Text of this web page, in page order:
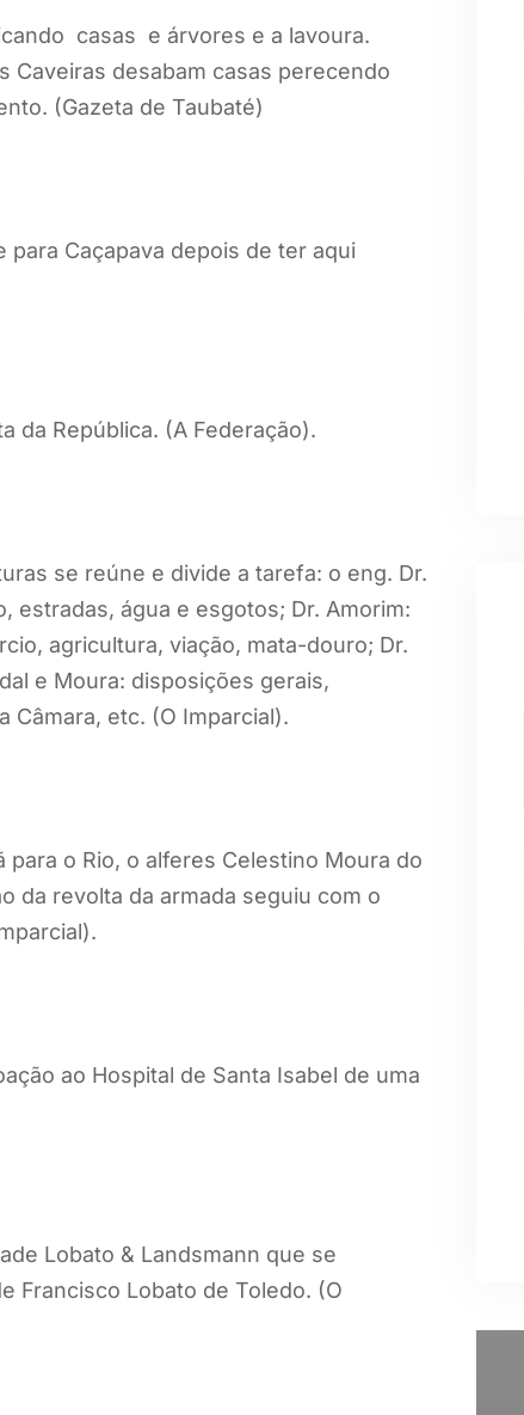
casas e árvores e a lavoura.
Caveiras desabam casas perecendo
(Gazeta de Taubaté)
Caçapava depois de ter aqui
da República. (A Federação).
se reúne e divide a tarefa: o eng. Dr.
estradas, água e esgotos; Dr. Amorim:
agricultura, viação, mata-douro; Dr.
e Moura: disposições gerais,
Câmara, etc. (O Imparcial).
o Rio, o alferes Celestino Moura do
da revolta da armada seguiu com o
ao Hospital de Santa Isabel de uma
Lobato & Landsmann que se
Francisco Lobato de Toledo. (O